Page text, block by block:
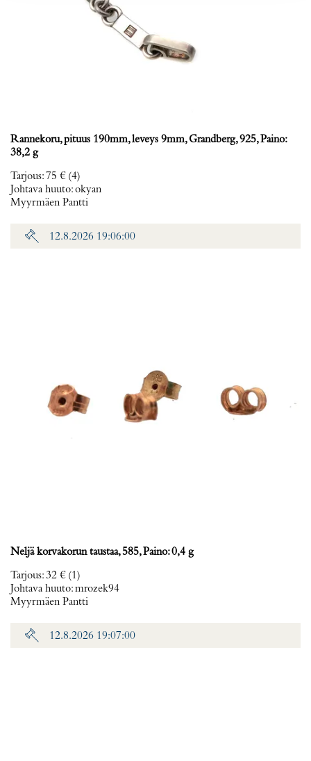
Rannekoru, pituus 190mm, leveys 9mm, Grandberg, 925, Paino:
38,2 g
Tarjous:75 € (4)
Johtava huuto:okyan
Myyrmäen Pantti
12.8.2026 19:06:00
Neljä korvakorun taustaa, 585, Paino: 0,4 g
Tarjous:32 € (1)
Johtava huuto:mrozek94
Myyrmäen Pantti
12.8.2026 19:07:00